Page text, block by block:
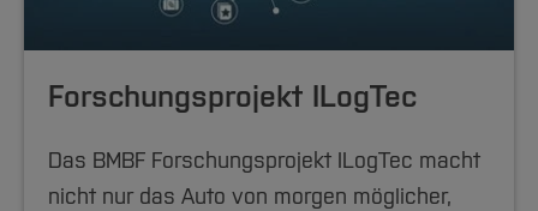
Forschungsprojekt ILogTec
Das BMBF Forschungsprojekt ILogTec macht
nicht nur das Auto von morgen möglicher,